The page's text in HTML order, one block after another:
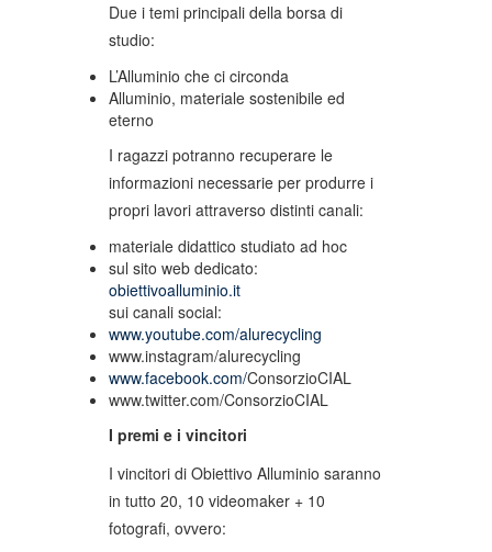
Due i temi principali della borsa di
studio:
L’Alluminio che ci circonda
Alluminio, materiale sostenibile ed
eterno
I ragazzi potranno recuperare le
informazioni necessarie per produrre i
propri lavori attraverso distinti canali:
materiale didattico studiato ad hoc
sul sito web dedicato:
obiettivoalluminio.it
sui canali social:
www.youtube.com/alurecycling
www.instagram/alurecycling
www.facebook.com/ConsorzioCIAL
www.twitter.com/ConsorzioCIAL
I premi e i vincitori
I vincitori di Obiettivo Alluminio saranno
in tutto 20, 10 videomaker + 10
fotografi, ovvero: